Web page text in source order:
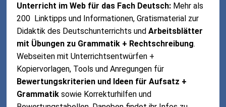
Unterricht im Web für das Fach Deutsch: Mehr als
200 Linktipps und Informationen, Gratismaterial zur
Didaktik des Deutschunterrichts undArbeitsblätter
mit Übungen zu Grammatik + Rechtschreibung.
Webseiten mit Unterrichtsentwürfen +
Kopiervorlagen, Tools und Anregungen für
Bewertungskriterien und Ideen für Aufsatz +
Grammatik sowie Korrekturhilfen und